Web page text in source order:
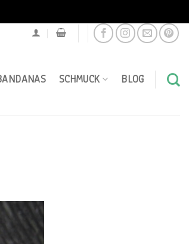
SCHMUCK BLOG